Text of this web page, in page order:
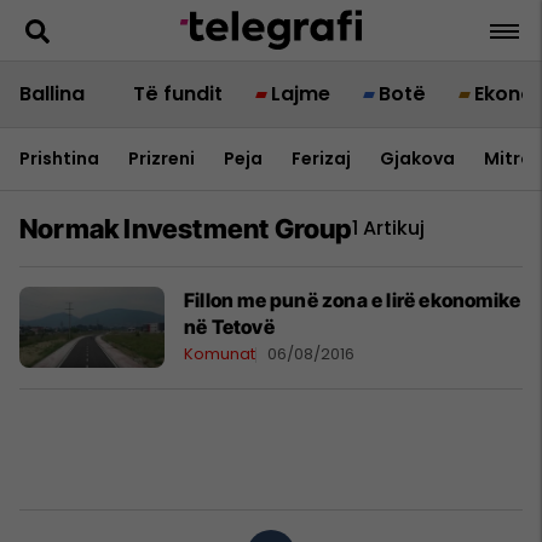
Ballina Të fundit Lajme Botë
Prishtina Prizreni Peja Ferizaj Gjakova
Normak Investment Group1 Artikuj
Fillon me punë zona e lirë ekonomike
në Tetovë
Komunat 06/08/2016